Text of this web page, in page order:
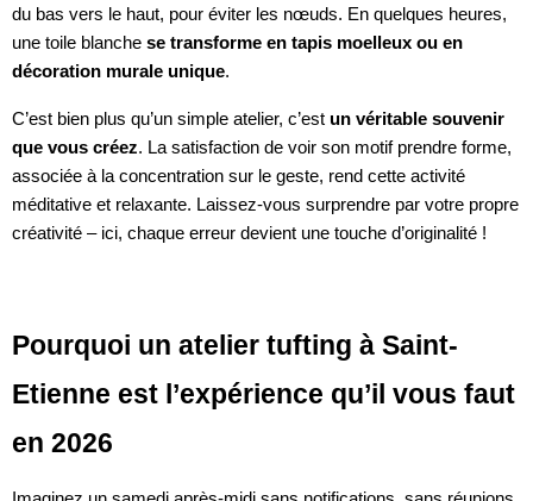
du bas vers le haut, pour éviter les nœuds. En quelques heures,
une toile blanche se transforme en tapis moelleux ou en
décoration murale unique.
C’est bien plus qu’un simple atelier, c’est un véritable souvenir
que vous créez. La satisfaction de voir son motif prendre forme,
associée à la concentration sur le geste, rend cette activité
méditative et relaxante. Laissez-vous surprendre par votre propre
créativité – ici, chaque erreur devient une touche d’originalité !
Pourquoi un atelier tufting à Saint-
Etienne est l’expérience qu’il vous faut
en 2026